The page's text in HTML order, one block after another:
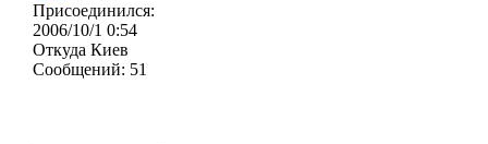
Присоединился:
2006/10/1 0:54
Откуда Киев
Сообщений: 51